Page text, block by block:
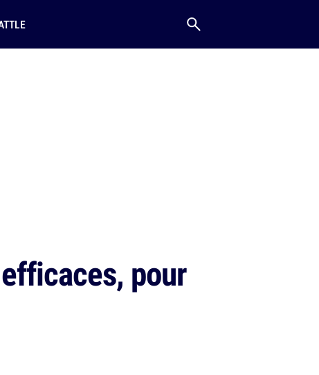
pour